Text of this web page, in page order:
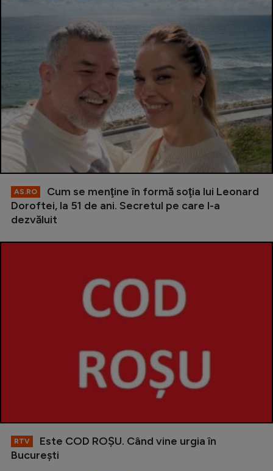
AS.RO
Cum se menţine în formă soţia lui Leonard
Doroftei, la 51 de ani. Secretul pe care l-a
dezvăluit
RTV
Este COD ROŞU. Când vine urgia în
Bucureşti